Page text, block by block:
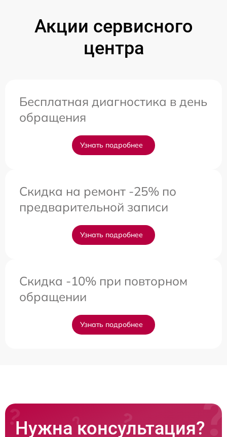
Акции сервисного
центра
Бесплатная диагностика в день
обращения
Узнать подробнее
Скидка на ремонт -25% по
предварительной записи
Узнать подробнее
Скидка -10% при повторном
обращении
Узнать подробнее
Нужна консультация?